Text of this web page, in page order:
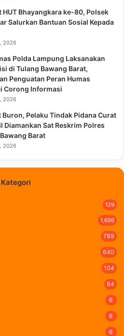
HUT Bhayangkara ke-80, Polsek
Salurkan Bantuan Sosial Kepada
2026
Polda Lampung Laksanakan
di Tulang Bawang Barat,
Penguatan Peran Humas
Corong Informasi
2026
Buron, Pelaku Tindak Pidana Curat
Diamankan Sat Reskrim Polres
Barat
2026
Kategori
129
1,686
789
640
104
84
6
6
6